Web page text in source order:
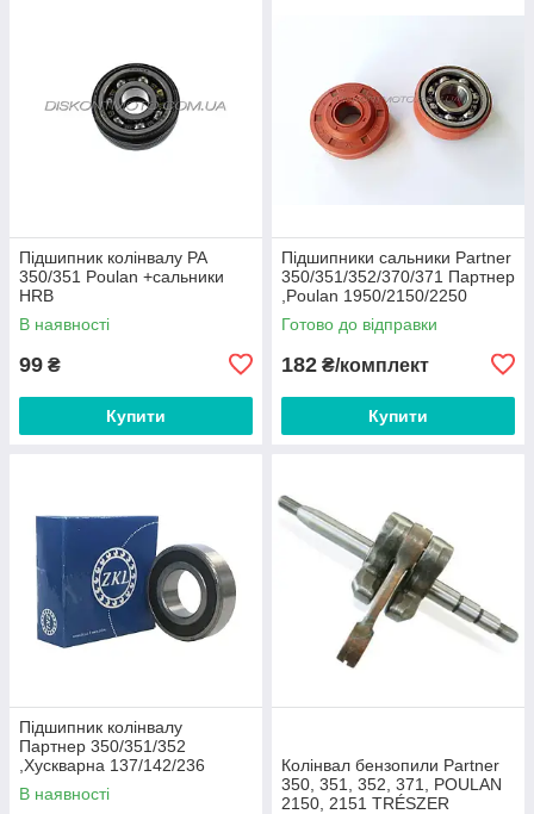
Підшипник колінвалу PA
350/351 Poulan +сальники
HRB
В наявності
99 ₴
Купити
Підшипники сальники Partner
350/351/352/370/371 Партнер
,Poulan 1950/2150/2250
Husqvarna 137/142 "CS"
Готово до відправки
182 ₴/комплект
Купити
Підшипник колінвалу
Партнер 350/351/352
,Хускварна 137/142/236
(6201-2R/C3) ZKL (Чехія)
В наявності
Колінвал бензопили Partner
350, 351, 352, 371, POULAN
2150, 2151 TRÉSZER